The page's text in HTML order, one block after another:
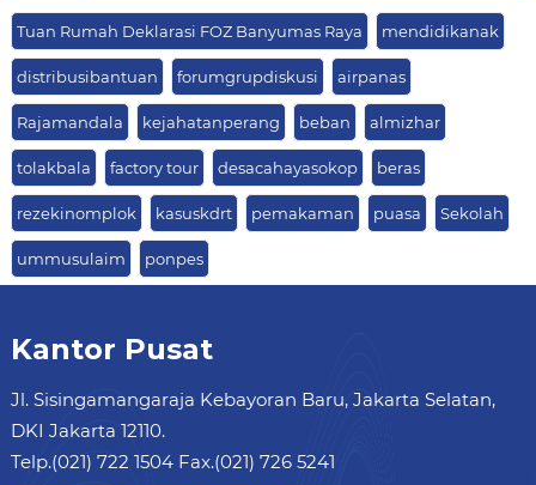
Tuan Rumah Deklarasi FOZ Banyumas Raya mendidikanak
distribusibantuan forumgrupdiskusi airpanas
Rajamandala kejahatanperang beban almizhar
tolakbala factory tour desacahayasokop beras
rezekinomplok kasuskdrt pemakaman puasa Sekolah
ummusulaim ponpes
Kantor Pusat
Jl. Sisingamangaraja Kebayoran Baru, Jakarta Selatan,
DKI Jakarta 12110.
Telp.(021) 722 1504 Fax.(021) 726 5241